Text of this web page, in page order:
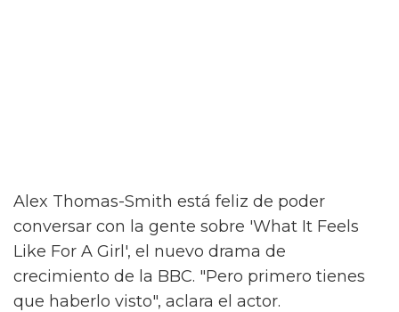
Alex Thomas-Smith está feliz de poder
conversar con la gente sobre 'What It Feels
Like For A Girl', el nuevo drama de
crecimiento de la BBC. "Pero primero tienes
que haberlo visto", aclara el actor.